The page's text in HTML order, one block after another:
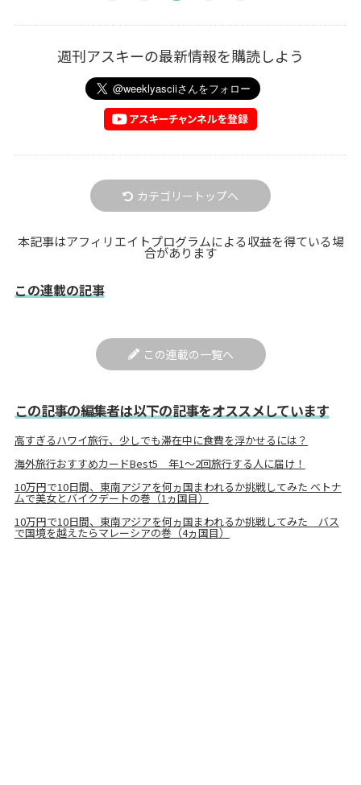
週刊アスキーの最新情報を購読しよう
カテゴリートップへ
本記事はアフィリエイトプログラムによる収益を得ている場
合があります
この連載の記事
この連載の一覧へ
この記事の編集者は以下の記事をオススメしています
高すぎるハワイ旅行、少しでも滞在中に食費を浮かせるには？
海外旅行おすすめカードBest5 年1〜2回旅行する人に届け！
10万円で10日間、東南アジアを何ヵ国まわれるか挑戦してみた ベトナ
ムで美女とバイクデートの巻（1ヵ国目）
10万円で10日間、東南アジアを何ヵ国まわれるか挑戦してみた バス
で国境を越えたらマレーシアの巻（4ヵ国目）